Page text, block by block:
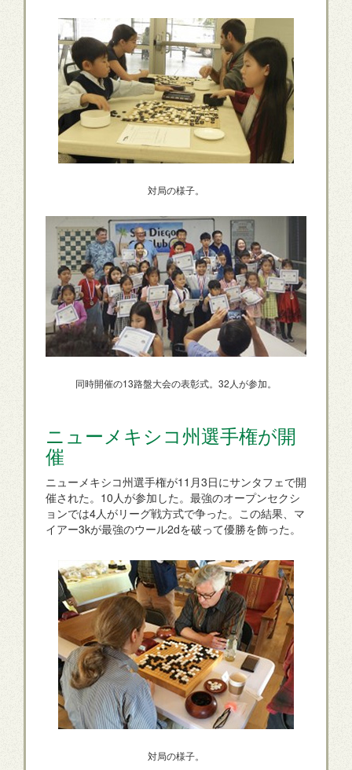
対局の様子。
同時開催の13路盤大会の表彰式。32人が参加。
ニューメキシコ州選手権が開
催
ニューメキシコ州選手権が11月3日にサンタフェで開
催された。10人が参加した。最強のオープンセクシ
ョンでは4人がリーグ戦方式で争った。この結果、マ
イアー3kが最強のウール2dを破って優勝を飾った。
対局の様子。